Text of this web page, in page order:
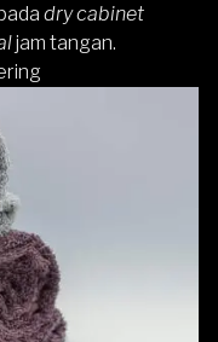
dry cabinet
jam tangan.